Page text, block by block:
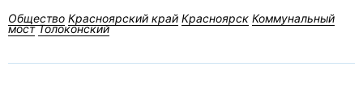
Общество Красноярский край Красноярск Коммунальный
мост Толоконский